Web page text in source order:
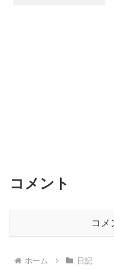
コメント
コメ
ホーム 日記